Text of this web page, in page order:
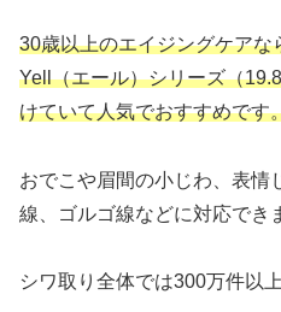
30歳以上のエイジングケアな
Yell（エール）シリーズ（
けていて人気でおすすめです
おでこや眉間の小じわ、表情
線、ゴルゴ線などに対応でき
シワ取り全体では300万件以